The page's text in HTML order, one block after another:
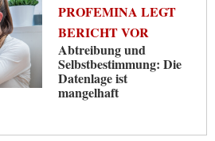
PROFEMINA LEGT
BERICHT VOR
Abtreibung und
Selbstbestimmung: Die
Datenlage ist
mangelhaft